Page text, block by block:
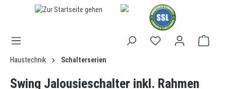
springen
Haustechnik Schalterserien
Swing Jalousieschalter inkl. Rahmen